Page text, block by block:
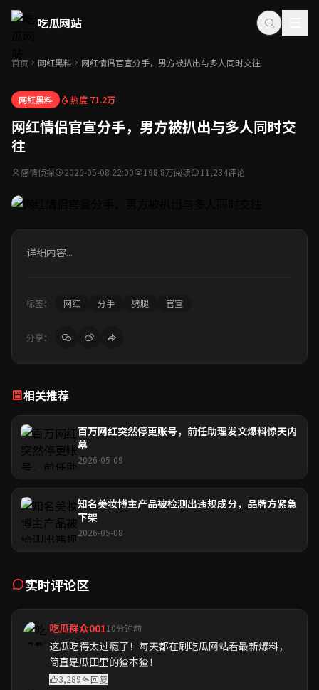
吃瓜网站
首页 网红黑料 网红情侣官宣分手，男方被扒出与多人同时交往
网红黑料 热度 71.2万
网红情侣官宣分手，男方被扒出与多人同时交
往
感情侦探 2026-05-08 22:00 198.8万阅读 11,234评论
详细内容...
标签： 网红 分手 劈腿 官宣
分享：
相关推荐
百万网红突然停更账号，前任助理发文爆料惊天内
幕
2026-05-09
知名美妆博主产品被检测出违规成分，品牌方紧急
下架
2026-05-08
实时评论区
吃瓜群众00110分钟前
这瓜吃得太过瘾了！每天都在刷吃瓜网站看最新爆料，
简直是瓜田里的猹本猹！
3,289 回复